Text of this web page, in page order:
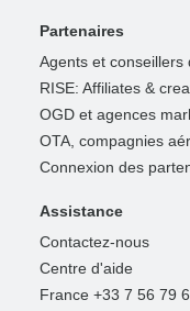
Partenaires
Agents et conseillers
RISE: Affiliates &
OGD et agences
OTA, compagnies
Connexion des
Assistance
Contactez-nous
Centre d'aide
France +33 7 56 79